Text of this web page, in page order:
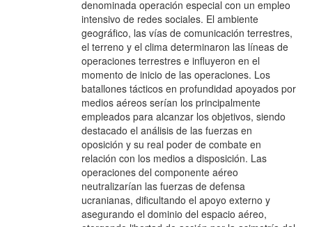
denominada operación especial con un empleo
intensivo de redes sociales. El ambiente
geográfico, las vías de comunicación terrestres,
el terreno y el clima determinaron las líneas de
operaciones terrestres e influyeron en el
momento de inicio de las operaciones. Los
batallones tácticos en profundidad apoyados por
medios aéreos serían los principalmente
empleados para alcanzar los objetivos, siendo
destacado el análisis de las fuerzas en
oposición y su real poder de combate en
relación con los medios a disposición. Las
operaciones del componente aéreo
neutralizarían las fuerzas de defensa
ucranianas, dificultando el apoyo externo y
asegurando el dominio del espacio aéreo,